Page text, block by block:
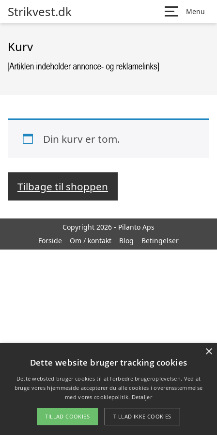
Strikvest.dk Menu
Kurv
Din kurv er tom.
Tilbage til shoppen
Copyright 2026 - Pilanto Aps
Forside
Om / kontakt Blog Betingelser
×
Dette website bruger tracking cookies
Dette websted bruger cookies til at forbedre brugeroplevelsen. Ved at
bruge vores hjemmeside accepterer du alle cookies i overensstemmelse
med vores cookiepolitik. Detaljer
TILLAD COOKIES TILLAD IKKE COOKIES